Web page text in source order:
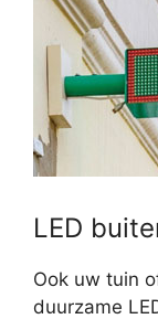
LED
Ook uw tuin
duurzame